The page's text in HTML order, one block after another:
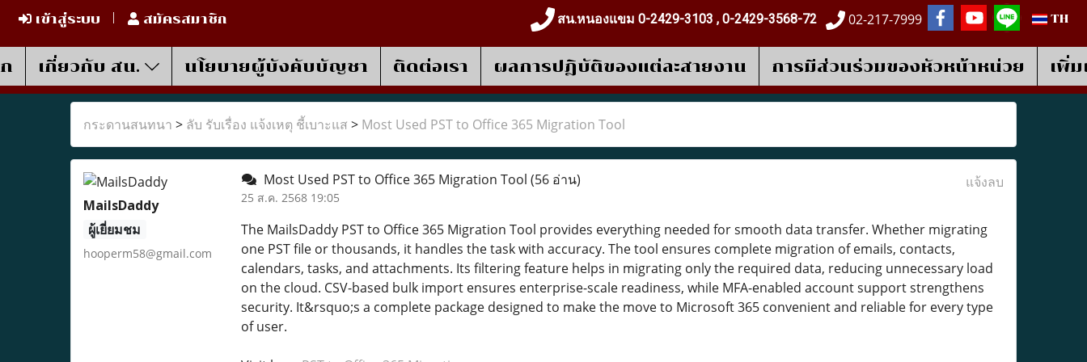
เข้าสู่ระบบ สมัครสมาชิก สน.หนองแขม 0-2429-3103 , 0-2429-3568-72 02-217-7999 TH
เกี่ยวกับ สน. นโยบายผู้บังคับบัญชา ติดต่อเรา ผลการปฎิบัติของแต่ละสายงาน การมีส่วนร่วมของหัวหน้าหน่วย เพิ่
กระดานสนทนา > ลับ รับเรื่อง แจ้งเหตุ ชี้เบาะแส > Most Used PST to Office 365 Migration Tool
MailsDaddy
ผู้เยี่ยมชม
hooperm58@gmail.com
Most Used PST to Office 365 Migration Tool (56 อ่าน)
25 ส.ค. 2568 19:05
แจ้งลบ
The MailsDaddy PST to Office 365 Migration Tool provides everything needed for smooth data transfer. Whether migrating
one PST file or thousands, it handles the task with accuracy. The tool ensures complete migration of emails, contacts,
calendars, tasks, and attachments. Its filtering feature helps in migrating only the required data, reducing unnecessary load
on the cloud. CSV-based bulk import ensures enterprise-scale readiness, while MFA-enabled account support strengthens
security. It&rsquo;s a complete package designed to make the move to Microsoft 365 convenient and reliable for every type
of user.